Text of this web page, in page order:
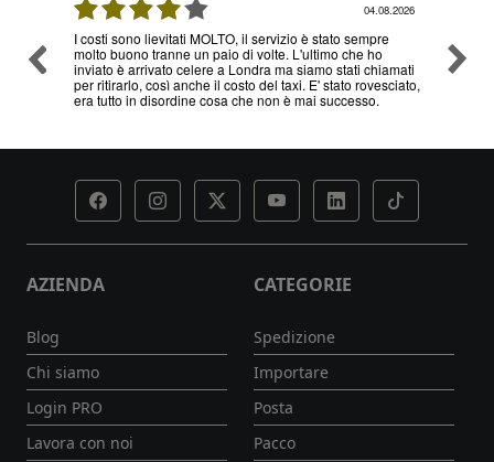
03.08.2026
Ottimo servizio e prezzi, ritiro e consegna senza nessun
problema , sono già diverse volte che utilizzo il loro
servizio
AZIENDA
Blog
Chi siamo
Login PRO
Lavora con noi
CATEGORIE
Spedizione
Importare
Posta
Pacco